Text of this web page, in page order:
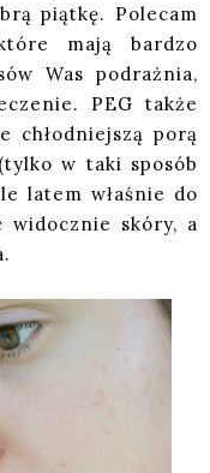
piątkę. Polecam
mają bardzo
Was podrażnia,
PEG także
chłodniejszą porą
w taki sposób
latem właśnie do
widocznie skóry, a